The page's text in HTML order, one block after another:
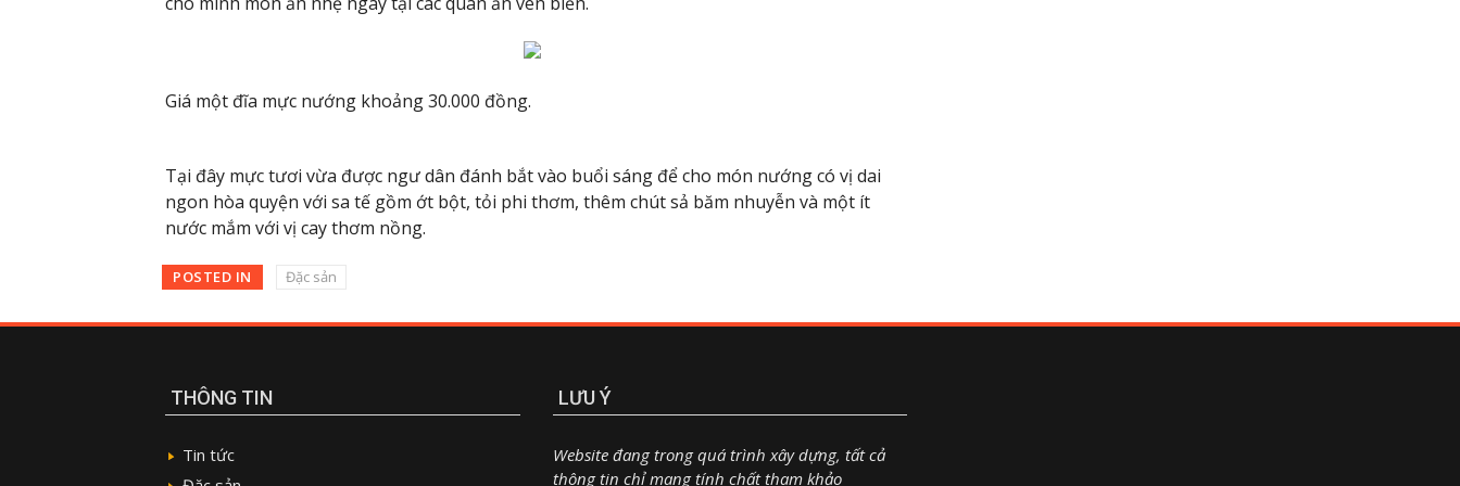
Giá một đĩa mực nướng khoảng 30.000 đồng.
Tại đây mực tươi vừa được ngư dân đánh bắt vào buổi sáng để cho món nướng có vị dai
ngon hòa quyện với sa tế gồm ớt bột, tỏi phi thơm, thêm chút sả băm nhuyễn và một ít
nước mắm với vị cay thơm nồng.
POSTED IN Đặc sản
THÔNG TIN
Tin tức
LƯU Ý
Website đang trong quá trình xây dựng, tất cả
thông tin chỉ mang tính chất tham khảo